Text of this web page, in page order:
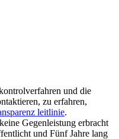
und die
zu erfahren,
leitlinie.
Gegenleistung erbracht
und Fünf Jahre lang